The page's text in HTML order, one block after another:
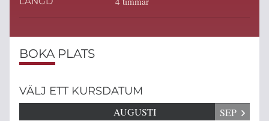
BOKA PLATS
VÄLJ ETT KURSDATUM
AUGUSTI SEP